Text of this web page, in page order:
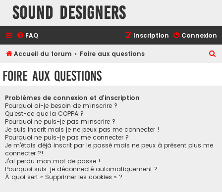
Sound Designers
FAQ Connexion
Inscription
Accueil du forum Foire aux questions
Foire aux questions
Problèmes de connexion et d’inscription
Pourquoi ai-je besoin de m’inscrire ?
Qu’est-ce que la COPPA ?
Pourquoi ne puis-je pas m’inscrire ?
Je suis inscrit mais je ne peux pas me connecter !
Pourquoi ne puis-je pas me connecter ?
Je m’étais déjà inscrit par le passé mais ne peux à présent plus me
connecter ?!
J’ai perdu mon mot de passe !
Pourquoi suis-je déconnecté automatiquement ?
À quoi sert « Supprimer les cookies » ?